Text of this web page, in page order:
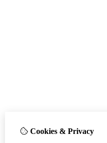
Cookies & Privacy